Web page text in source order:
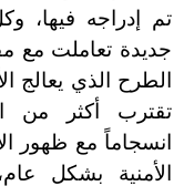
تم إدراجه فيها،
جديدة تعاملت مع
الطرح الذي يعالج
تقترب أكثر من
انسجاماً مع ظهور
الأمنية بشكل